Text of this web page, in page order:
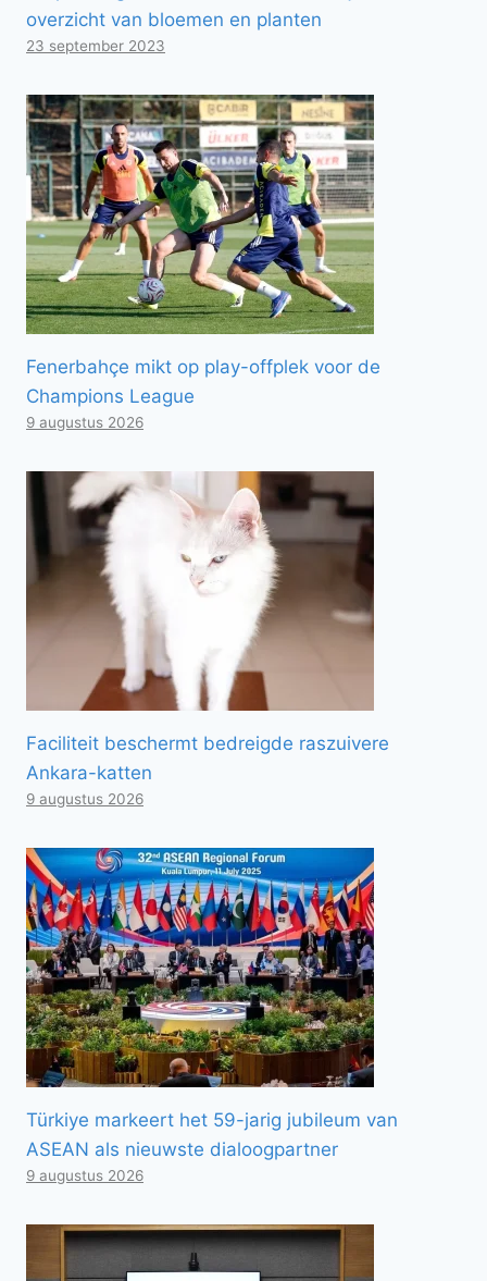
overzicht van bloemen en planten
23 september 2023
Fenerbahçe mikt op play-offplek voor de
Champions League
9 augustus 2026
Faciliteit beschermt bedreigde raszuivere
Ankara-katten
9 augustus 2026
Türkiye markeert het 59-jarig jubileum van
ASEAN als nieuwste dialoogpartner
9 augustus 2026